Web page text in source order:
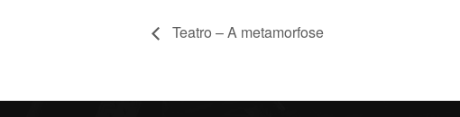
Teatro – A metamorfose